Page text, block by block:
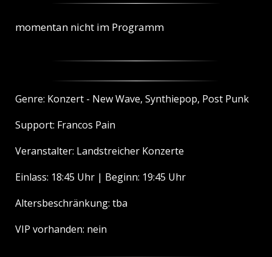
momentan nicht im Programm
Genre: Konzert - New Wave, Synthiepop, Post Punk
Support: Francos Pain
Veranstalter: Landstreicher Konzerte
Einlass: 18:45 Uhr | Beginn: 19:45 Uhr
Altersbeschränkung: tba
VIP vorhanden: nein